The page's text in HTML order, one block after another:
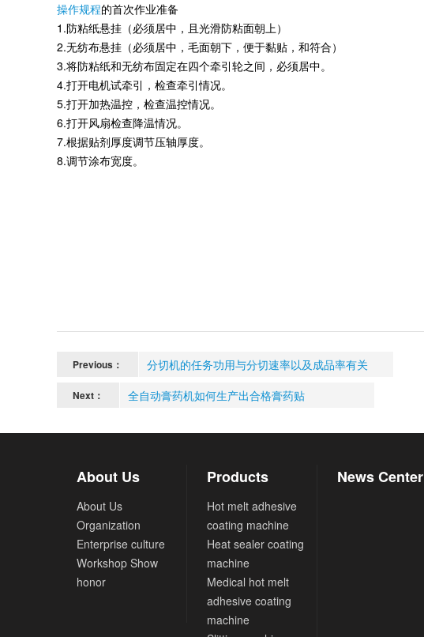
操作规程的首次作业准备
1.防粘纸悬挂（必须居中，且光滑防粘面朝上）
2.无纺布悬挂（必须居中，毛面朝下，便于黏贴，和符合）
3.将防粘纸和无纺布固定在四个牵引轮之间，必须居中。
4.打开电机试牵引，检查牵引情况。
5.打开加热温控，检查温控情况。
6.打开风扇检查降温情况。
7.根据贴剂厚度调节压轴厚度。
8.调节涂布宽度。
Previous： 分切机的任务功用与分切速率以及成品率有关
Next： 全自动膏药机如何生产出合格膏药贴
About Us
About Us
Organization
Enterprise culture
Workshop Show
honor
Products
Hot melt adhesive
coating machine
Heat sealer coating
machine
Medical hot melt
adhesive coating
machine
News Center